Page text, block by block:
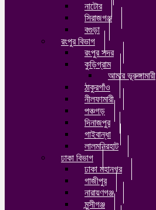
নাটোর
সিরাজগঞ্জ
বগুড়া
রংপুর বিভাগ
রংপুর সদর
কুড়িগ্রাম
আমার ভূরুঙ্গামারী
ঠাকুরগাঁও
নীলফামারী
পঞ্চগড়
দিনাজপুর
গাইবান্ধা
লালমনিরহাট
ঢাকা বিভাগ
ঢাকা মহানগর
গাজীপুর
নারায়ণগঞ্জ
মুন্সীগঞ্জ